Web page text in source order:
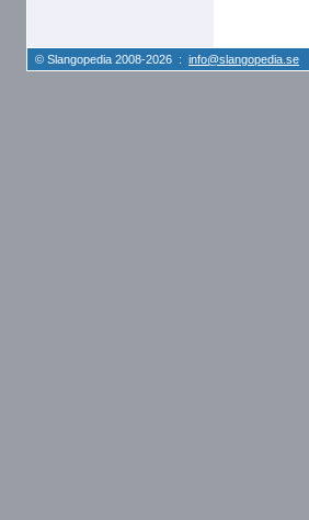
© Slangopedia 2008-2026 : info@slangopedia.se